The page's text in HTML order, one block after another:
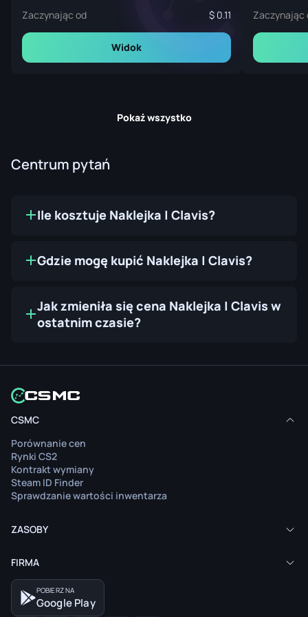
Zaczynając od 0.11
Widok
Zaczynając
Pokaż wszystko
Centrum pytań
Ile kosztuje Naklejka | Clavis?
Gdzie mogę kupić Naklejka | Clavis?
Jak zmieniła się cena Naklejka | Clavis w
ostatnim czasie?
CSMC
Porównanie cen
Rynki CS2
Kontrakt wymiany
Steam ID Finder
Sprawdzanie wartości inwentarza
ZASOBY
FIRMA
POBIERZ NA
Google Play